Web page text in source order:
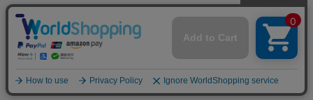
Copyright(C) Bigi Co.,Ltd.All Rights Reserved.